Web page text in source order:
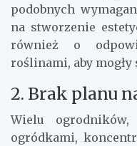
podobnych
na stworzenie
również o
roślinami, aby
2. Brak planu
Wielu
ogródkami,